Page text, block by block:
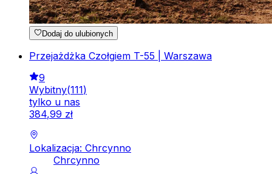
Dodaj do ulubionych
Przejażdżka Czołgiem T-55 | Warszawa
9
Wybitny(111)
tylko u nas
384,99 zł
Lokalizacja: Chrcynno
Chrcynno